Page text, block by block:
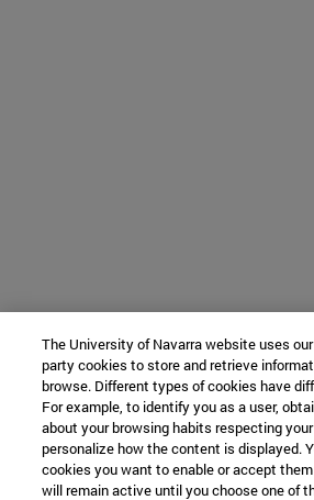
The University of Navarra website uses
party cookies to store and retrieve
browse. Different types of cookies have
For example, to identify you as a user,
about your browsing habits respecting
personalize how the content is displayed.
cookies you want to enable or accept
will remain active until you choose one of